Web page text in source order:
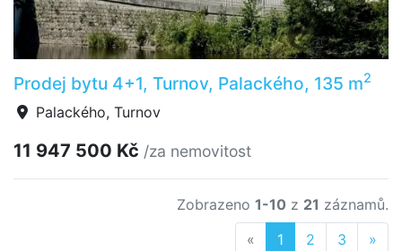
Prodej bytu 4+1, Turnov, Palackého, 135 m2
Palackého, Turnov
11 947 500 Kč /za nemovitost
Zobrazeno 1-10 z 21 záznamů.
« Previous
1 2 3 »